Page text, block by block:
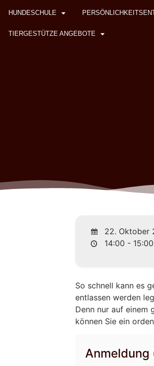
HUNDESCHULE
TIERGESTÜTZE ANGEBOTE
22. Oktober
14:00 - 15:00
So schnell kann es
entlassen werden
Denn nur auf einem
können Sie ein